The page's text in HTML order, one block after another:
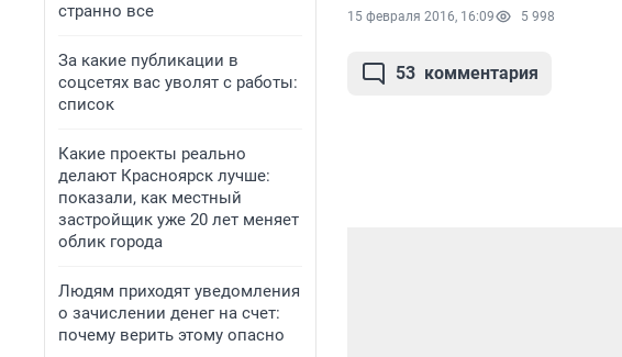
странно все
За какие публикации в
соцсетях вас уволят с работы:
список
Какие проекты реально
делают Красноярск лучше:
показали, как местный
застройщик уже 20 лет меняет
облик города
Людям приходят уведомления
о зачислении денег на счет:
почему верить этому опасно
15 февраля 2016, 16:09 5 998
53 комментария